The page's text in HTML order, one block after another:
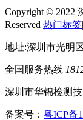
Copyright © 2022
Reserved 热门标签|
地址:深圳市光明
全国服务热线
深圳市华锦检测
备案号： 粤ICP备